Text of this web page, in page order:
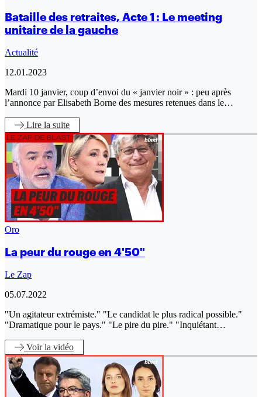
Bataille des retraites, Acte 1 : Le meeting
unitaire de la gauche
Actualité
12.01.2023
Mardi 10 janvier, coup d’envoi du « janvier noir » : peu après
l’annonce par Elisabeth Borne des mesures retenues dans le…
Lire la suite
Oro
La peur du rouge en 4'50"
Le Zap
05.07.2022
"Un agitateur extrémiste." "Le candidat le plus radical possible."
"Dramatique pour le pays." "Le pire du pire." "Inquiétant…
Voirla vidéo